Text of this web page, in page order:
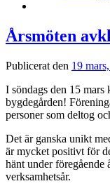
Årsmöten
Publicerat den 19
I söndags den 15 mars
bygdegården!
personer som deltog
Det är ganska unikt
är mycket positivt för
hänt under föregående
verksamhetsår.